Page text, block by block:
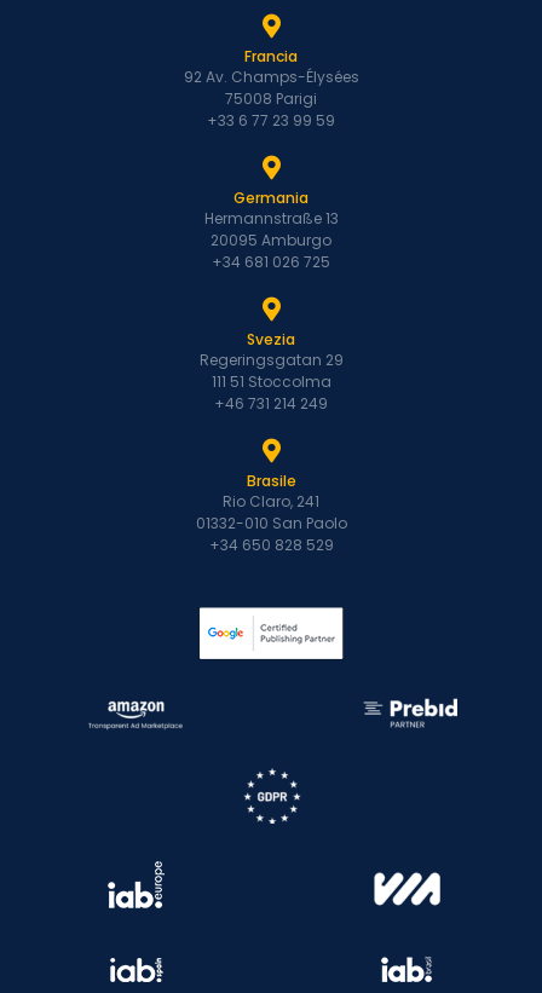
Francia
92 Av. Champs-Élysées
75008 Parigi
+33 6 77 23 99 59
Germania
Hermannstraße 13
20095 Amburgo
+34 681 026 725
Svezia
Regeringsgatan 29
111 51 Stoccolma
+46 731 214 249
Brasile
Rio Claro, 241
01332-010 San Paolo
+34 650 828 529